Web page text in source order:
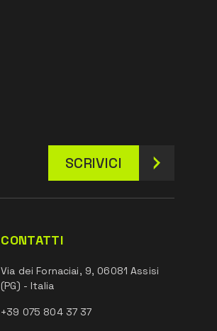
SCRIVICI
CONTATTI
Via dei Fornaciai, 9, 06081 Assisi
(PG) - Italia
+39 075 804 37 37